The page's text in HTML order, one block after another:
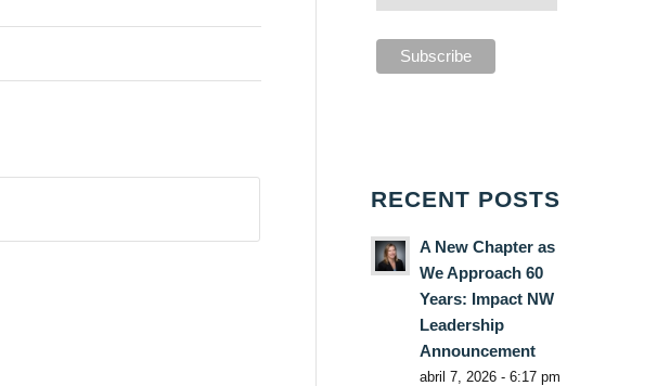
RECENT POSTS
A New Chapter as
We Approach 60
Years: Impact NW
Leadership
Announcement
abril 7, 2026 - 6:17 pm